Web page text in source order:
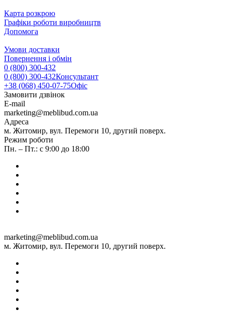
Карта розкрою
Графіки роботи виробництв
Допомога
Умови доставки
Повернення і обмін
0 (800) 300-432
0 (800) 300-432Консультант
+38 (068) 450-07-75Офіс
Замовити дзвінок
E-mail
marketing@meblibud.com.ua
Адреса
м. Житомир, вул. Перемоги 10, другий поверх.
Режим роботи
Пн. – Пт.: с 9:00 до 18:00
marketing@meblibud.com.ua
м. Житомир, вул. Перемоги 10, другий поверх.